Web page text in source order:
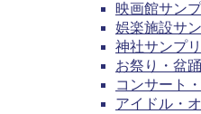
映画館サン
娯楽施設サ
神社サンプ
お祭り・盆
コンサート
アイドル・